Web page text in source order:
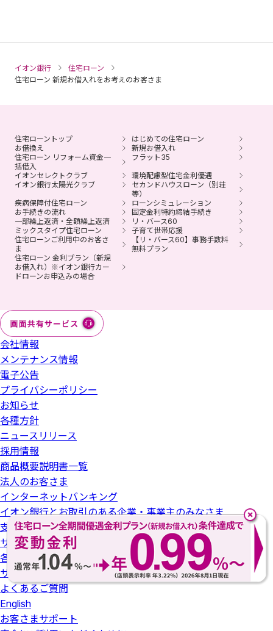
イオン銀行
住宅ローン
住宅ローン 新規お借入れをお考えのお客さま
住宅ローントップ
はじめての住宅ローン
お借換え
新規お借入れ
住宅ローン リフォーム資金一
括借入
フラット35
イオンセレクトクラブ
環境配慮型住宅金利優遇
イオン銀行太陽光クラブ
セカンドハウスローン（別荘
等）
疾病保障付住宅ローン
ローンシミュレーション
お手続きの流れ
固定金利特約締結手続き
一部繰上返済・全額繰上返済
リ・バース60
ミックスタイプ住宅ローン
子育て世帯応援
住宅ローンご利用中のお客さ
ま
【リ・バース60】事務手数料
無料プラン
住宅ローン 金利プラン（新規
お借入れ）※イオン銀行カー
ドローンお申込みの場合
会社情報
メンテナンス情報
電子公告
プライバシーポリシー
お知らせ
各種方針
ニュースリリース
採用情報
商品概要説明書一覧
法人のお客さま
インターネットバンキング
イオン銀行とお取引のある企業・事業主のみなさま
支店名について
サイトの利用について
各種お手続き
サイトマップ
よくあるご質問
English
お客さまサポート